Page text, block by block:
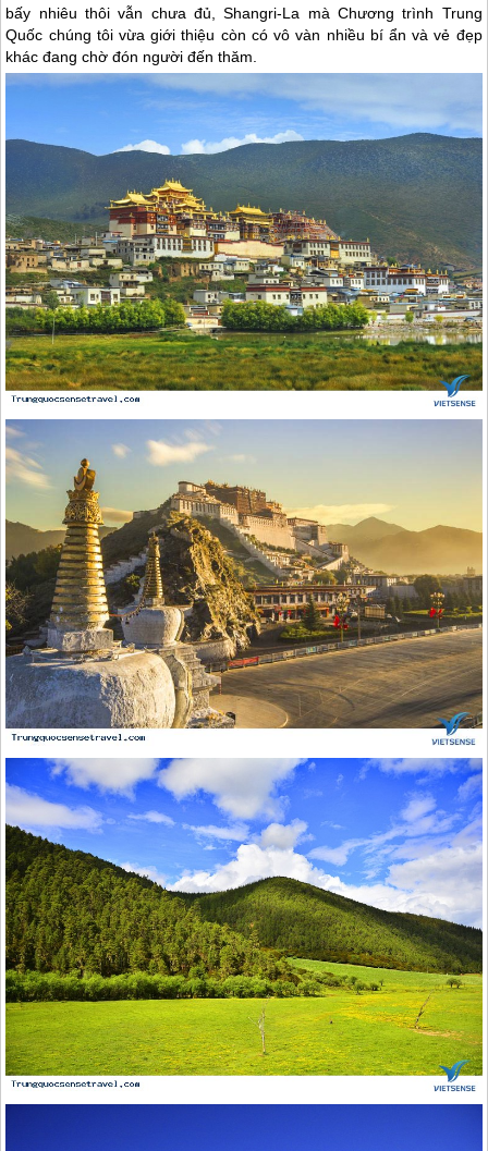
bấy nhiêu thôi vẫn chưa đủ, Shangri-La mà Chương trình Trung
Quốc chúng tôi vừa giới thiệu còn có vô vàn nhiều bí ẩn và vẻ đẹp
khác đang chờ đón người đến thăm.